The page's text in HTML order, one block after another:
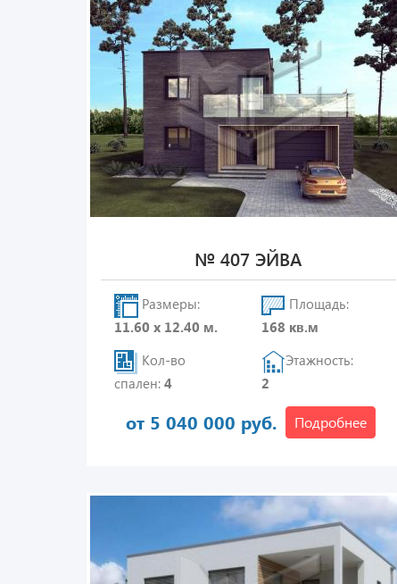
№ 407 ЭЙВА
Размеры:
11.60 х 12.40 м.
Кол-во
спален: 4
Площадь:
168 кв.м
Этажность:
2
от 5 040 000 руб. Подробнее